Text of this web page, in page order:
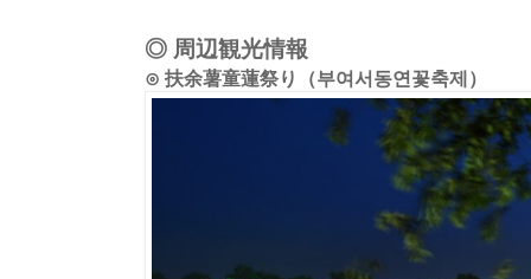
◎ 周辺観光情報
⊙ 扶余薯童蓮祭り（부여서동연꽃축제）